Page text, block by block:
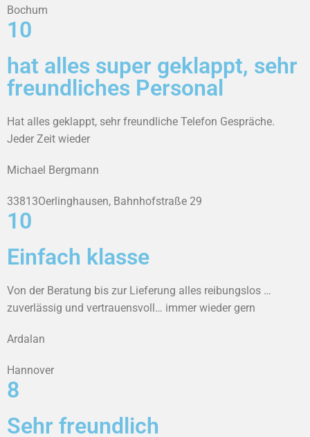
Bochum
10
hat alles super geklappt, sehr
freundliches Personal
Hat alles geklappt, sehr freundliche Telefon Gespräche.
Jeder Zeit wieder
Michael Bergmann
33813Oerlinghausen, Bahnhofstraße 29
10
Einfach klasse
Von der Beratung bis zur Lieferung alles reibungslos …
zuverlässig und vertrauensvoll… immer wieder gern
Ardalan
Hannover
8
Sehr freundlich